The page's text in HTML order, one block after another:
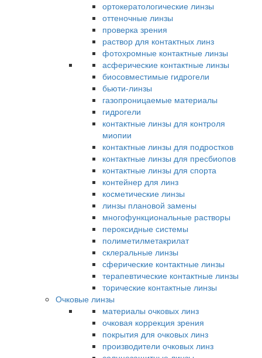
ортокератологические линзы
оттеночные линзы
проверка зрения
раствор для контактных линз
фотохромные контактные линзы
асферические контактные линзы
биосовместимые гидрогели
бьюти-линзы
газопроницаемые материалы
гидрогели
контактные линзы для контроля
миопии
контактные линзы для подростков
контактные линзы для пресбиопов
контактные линзы для спорта
контейнер для линз
косметические линзы
линзы плановой замены
многофункциональные растворы
пероксидные системы
полиметилметакрилат
склеральные линзы
сферические контактные линзы
терапевтические контактные линзы
торические контактные линзы
Очковые линзы
материалы очковых линз
очковая коррекция зрения
покрытия для очковых линз
производители очковых линз